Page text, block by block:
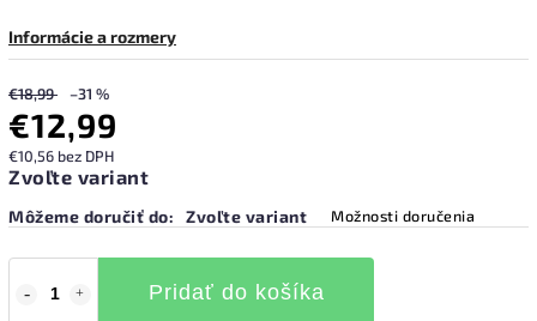
Informácie a rozmery
€18,99 –31 %
€12,99
€10,56 bez DPH
Zvoľte variant
Môžeme doručiť do: Zvoľte variant Možnosti doručenia
Pridať do košíka